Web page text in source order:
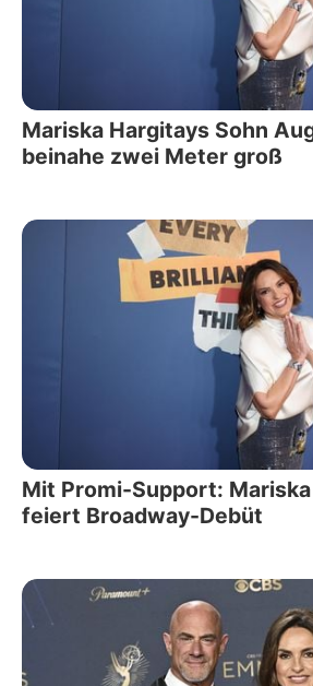
Mariska Hargitays Sohn
beinahe zwei Meter groß
Mit Promi-Support:
feiert Broadway-Debüt